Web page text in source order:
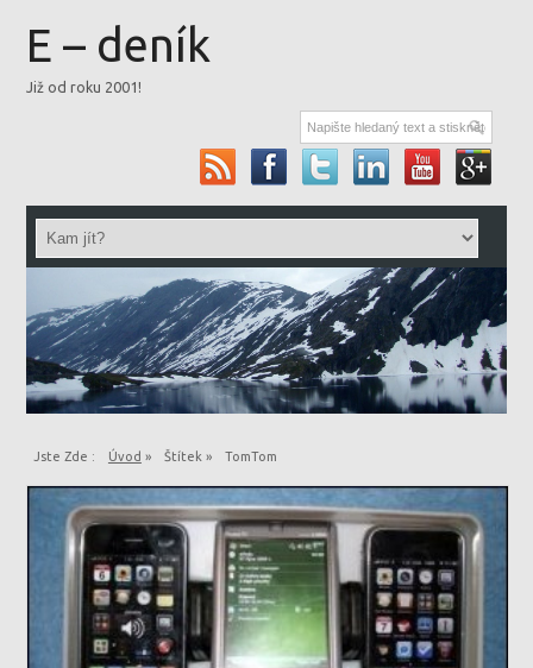
E – deník
Již od roku 2001!
Jste Zde : Úvod » Štítek » TomTom